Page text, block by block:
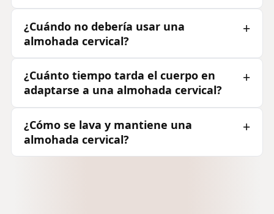
¿Cuándo no debería usar una
almohada cervical?
¿Cuánto tiempo tarda el cuerpo en
adaptarse a una almohada cervical?
¿Cómo se lava y mantiene una
almohada cervical?